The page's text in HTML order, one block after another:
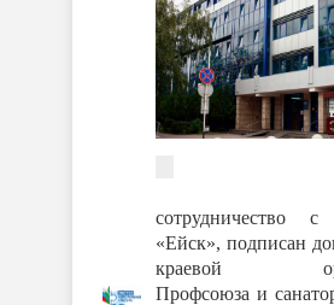
сотрудничество с
«Ейск», подписан
краевой
Профсоюза и